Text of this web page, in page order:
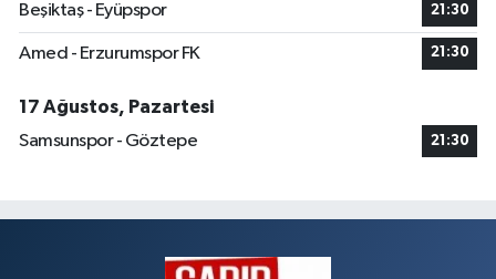
Beşiktaş - Eyüpspor 21:30
Amed - Erzurumspor FK 21:30
17 Ağustos, Pazartesi
Samsunspor - Göztepe
21:30